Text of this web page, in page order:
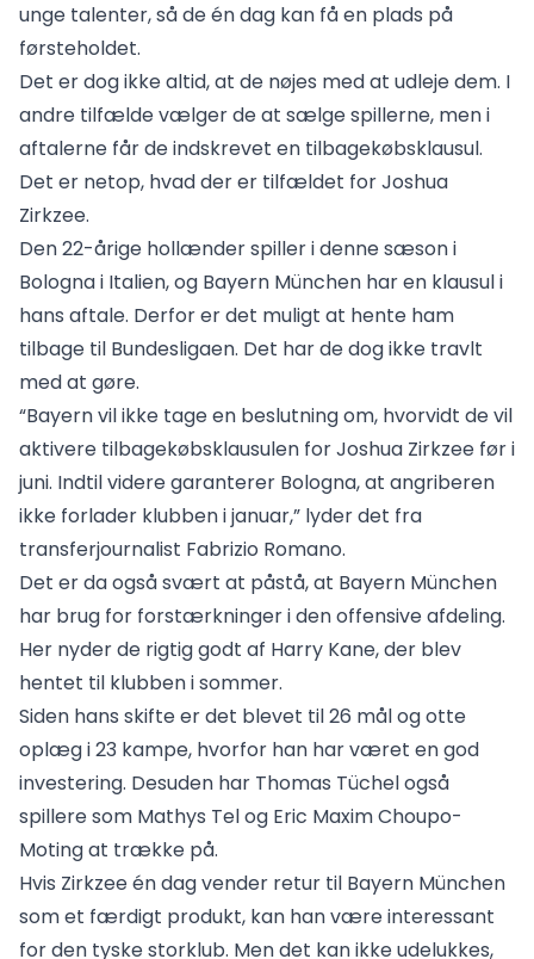
unge talenter, så de én dag kan få en plads på
førsteholdet.
Det er dog ikke altid, at de nøjes med at udleje dem. I
andre tilfælde vælger de at sælge spillerne, men i
aftalerne får de indskrevet en tilbagekøbsklausul.
Det er netop, hvad der er tilfældet for Joshua
Zirkzee.
Den 22-årige hollænder spiller i denne sæson i
Bologna i Italien, og Bayern München har en klausul i
hans aftale. Derfor er det muligt at hente ham
tilbage til Bundesligaen. Det har de dog ikke travlt
med at gøre.
“Bayern vil ikke tage en beslutning om, hvorvidt de vil
aktivere tilbagekøbsklausulen for Joshua Zirkzee før i
juni. Indtil videre garanterer Bologna, at angriberen
ikke forlader klubben i januar,” lyder det fra
transferjournalist Fabrizio Romano.
Det er da også svært at påstå, at Bayern München
har brug for forstærkninger i den offensive afdeling.
Her nyder de rigtig godt af Harry Kane, der blev
hentet til klubben i sommer.
Siden hans skifte er det blevet til 26 mål og otte
oplæg i 23 kampe, hvorfor han har været en god
investering. Desuden har Thomas Tüchel også
spillere som Mathys Tel og Eric Maxim Choupo-
Moting at trække på.
Hvis Zirkzee én dag vender retur til Bayern München
som et færdigt produkt, kan han være interessant
for den tyske storklub. Men det kan ikke udelukkes,